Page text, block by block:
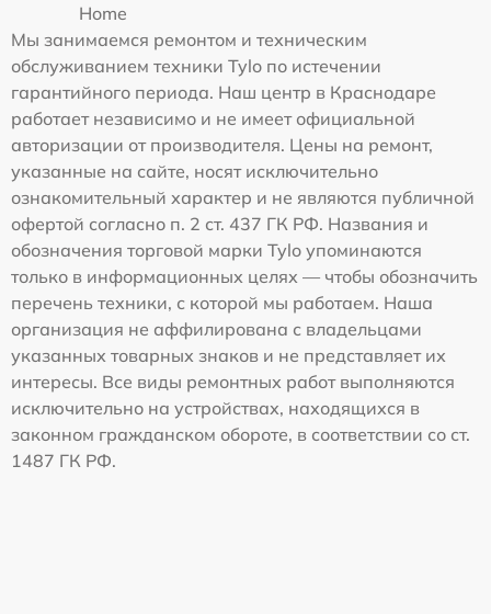
Home
Мы занимаемся ремонтом и техническим
обслуживанием техники Tylo по истечении
гарантийного периода. Наш центр в Краснодаре
работает независимо и не имеет официальной
авторизации от производителя. Цены на ремонт,
указанные на сайте, носят исключительно
ознакомительный характер и не являются публичной
офертой согласно п. 2 ст. 437 ГК РФ. Названия и
обозначения торговой марки Tylo упоминаются
только в информационных целях — чтобы обозначить
перечень техники, с которой мы работаем. Наша
организация не аффилирована с владельцами
указанных товарных знаков и не представляет их
интересы. Все виды ремонтных работ выполняются
исключительно на устройствах, находящихся в
законном гражданском обороте, в соответствии со ст.
1487 ГК РФ.